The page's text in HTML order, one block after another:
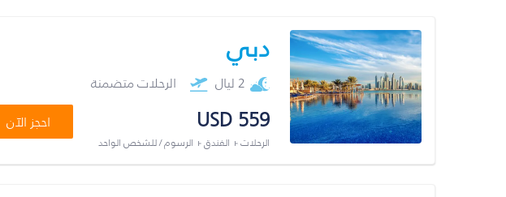
دبي
2 ليال الرحلات متضمنة
USD 559
الرحلات + الفندق + الرسوم / للشخص الواحد
احجز الآن